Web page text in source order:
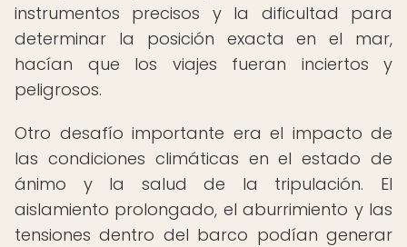
instrumentos precisos y la dificultad para
determinar la posición exacta en el mar,
hacían que los viajes fueran inciertos y
peligrosos.
Otro desafío importante era el impacto de
las condiciones climáticas en el estado de
ánimo y la salud de la tripulación. El
aislamiento prolongado, el aburrimiento y las
tensiones dentro del barco podían generar